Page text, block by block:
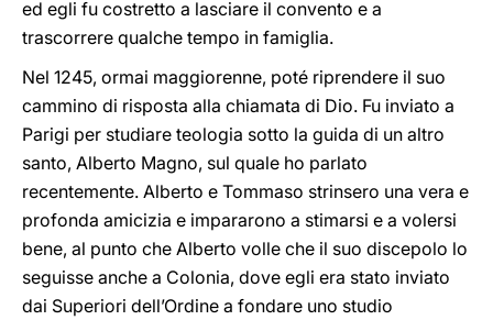
ed egli fu costretto a lasciare il convento e a
trascorrere qualche tempo in famiglia.
Nel 1245, ormai maggiorenne, poté riprendere il suo
cammino di risposta alla chiamata di Dio. Fu inviato a
Parigi per studiare teologia sotto la guida di un altro
santo, Alberto Magno, sul quale ho parlato
recentemente. Alberto e Tommaso strinsero una vera e
profonda amicizia e impararono a stimarsi e a volersi
bene, al punto che Alberto volle che il suo discepolo lo
seguisse anche a Colonia, dove egli era stato inviato
dai Superiori dell’Ordine a fondare uno studio